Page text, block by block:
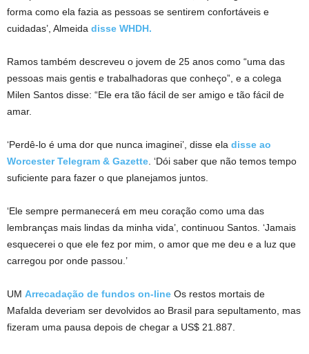
forma como ela fazia as pessoas se sentirem confortáveis ​​e
cuidadas’, Almeida disse WHDH.
Ramos também descreveu o jovem de 25 anos como “uma das
pessoas mais gentis e trabalhadoras que conheço”, e a colega
Milen Santos disse: “Ele era tão fácil de ser amigo e tão fácil de
amar.
‘Perdê-lo é uma dor que nunca imaginei’, disse ela disse ao
Worcester Telegram & Gazette . ‘Dói saber que não temos tempo
suficiente para fazer o que planejamos juntos.
‘Ele sempre permanecerá em meu coração como uma das
lembranças mais lindas da minha vida’, continuou Santos. ‘Jamais
esquecerei o que ele fez por mim, o amor que me deu e a luz que
carregou por onde passou.’
UM Arrecadação de fundos on-line Os restos mortais de
Mafalda deveriam ser devolvidos ao Brasil para sepultamento, mas
fizeram uma pausa depois de chegar a US$ 21.887.